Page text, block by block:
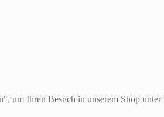
um Ihren Besuch in unserem Shop